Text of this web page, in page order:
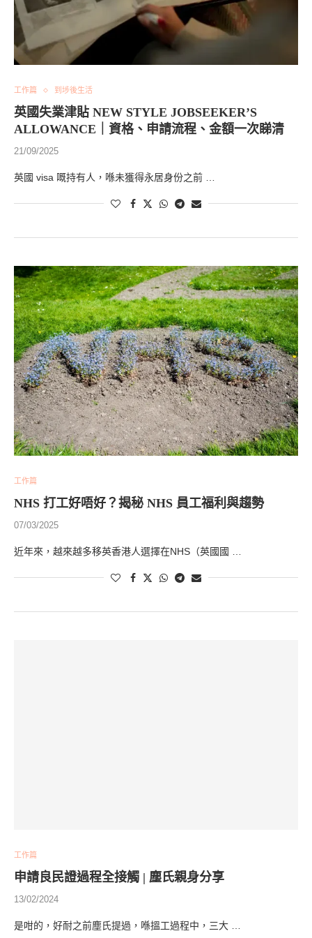
工作篇 到埗後生活
英國失業津貼 NEW STYLE JOBSEEKER’S
ALLOWANCE｜資格、申請流程、金額一次睇清
21/09/2025
英國 visa 嘅持有人，喺未獲得永居身份之前 …
工作篇
NHS 打工好唔好？揭秘 NHS 員工福利與趨勢
07/03/2025
近年來，越來越多移英香港人選擇在NHS（英國國 …
工作篇
申請良民證過程全接觸 | 塵氏親身分享
13/02/2024
是咁的，好耐之前塵氏提過，喺搵工過程中，三大 …